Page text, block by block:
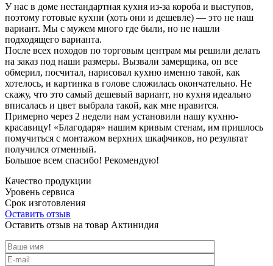
У нас в доме нестандартная кухня из-за короба и выступов,
поэтому готовые кухни (хоть они и дешевле) — это не наш
вариант. Мы с мужем много где были, но не нашли
подходящего варианта.
После всех походов по торговым центрам мы решили делать
на заказ под наши размеры. Вызвали замерщика, он все
обмерил, посчитал, нарисовал кухню именно такой, как
хотелось, и картинка в голове сложилась окончательно. Не
скажу, что это самый дешевый вариант, но кухня идеально
вписалась и цвет выбрала такой, как мне нравится.
Примерно через 2 недели нам установили нашу кухню-
красавицу! «Благодаря» нашим кривым стенам, им пришлось
помучиться с монтажом верхних шкафчиков, но результат
получился отменный.
Большое всем спасибо! Рекомендую!
Качество продукции
Уровень сервиса
Срок изготовления
Оставить отзыв
Оставить отзыв на товар Актинидия